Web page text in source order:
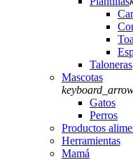
Taloneras
Mascotas
Gatos
Perros
Productos
Herramientas
Mamá